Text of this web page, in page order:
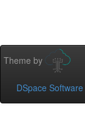
Theme by
DSpace Software